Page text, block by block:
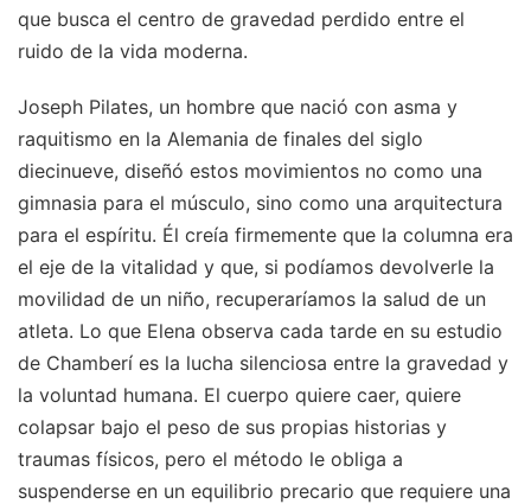
que busca el centro de gravedad perdido entre el
ruido de la vida moderna.
Joseph Pilates, un hombre que nació con asma y
raquitismo en la Alemania de finales del siglo
diecinueve, diseñó estos movimientos no como una
gimnasia para el músculo, sino como una arquitectura
para el espíritu. Él creía firmemente que la columna era
el eje de la vitalidad y que, si podíamos devolverle la
movilidad de un niño, recuperaríamos la salud de un
atleta. Lo que Elena observa cada tarde en su estudio
de Chamberí es la lucha silenciosa entre la gravedad y
la voluntad humana. El cuerpo quiere caer, quiere
colapsar bajo el peso de sus propias historias y
traumas físicos, pero el método le obliga a
suspenderse en un equilibrio precario que requiere una